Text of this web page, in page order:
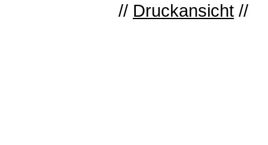
// Druckansicht //